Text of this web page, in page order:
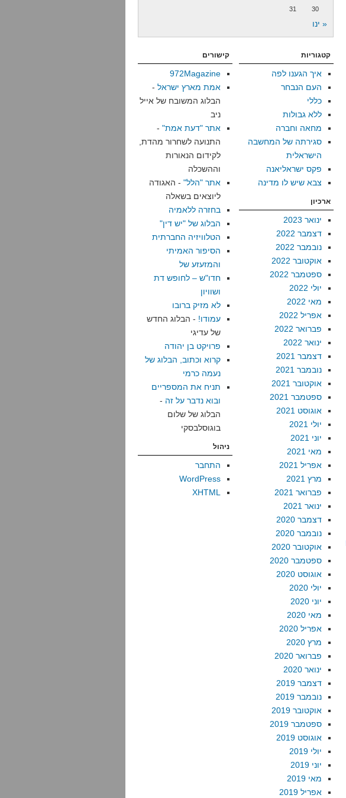
30
31
« ינו
קטגוריות
איך הגענו לפה
העם הנבחר
כללי
ללא גבולות
מחאה וחברה
סגירתה של המחשבה
הישראלית
פקס ישראליאנה
צבא שיש לו מדינה
ארכיון
ינואר 2023
דצמבר 2022
נובמבר 2022
אוקטובר 2022
ספטמבר 2022
יולי 2022
מאי 2022
אפריל 2022
פברואר 2022
ינואר 2022
דצמבר 2021
נובמבר 2021
אוקטובר 2021
ספטמבר 2021
אוגוסט 2021
יולי 2021
יוני 2021
מאי 2021
אפריל 2021
מרץ 2021
פברואר 2021
ינואר 2021
דצמבר 2020
נובמבר 2020
אוקטובר 2020
ספטמבר 2020
אוגוסט 2020
יולי 2020
יוני 2020
מאי 2020
אפריל 2020
מרץ 2020
פברואר 2020
ינואר 2020
דצמבר 2019
נובמבר 2019
אוקטובר 2019
ספטמבר 2019
אוגוסט 2019
יולי 2019
יוני 2019
מאי 2019
אפריל 2019
קישורים
972Magazine
אמת מארץ ישראל -
הבלוג המשובח של אייל
ניב
אתר "דעת אמת" -
התנועה לשחרור מהדת,
לקידום הנאורות
וההשכלה
אתר "הלל" - האגודה
ליוצאים בשאלה
בחזרה ללאמיה
הבלוג של "יש דין"
הטלוויזיה החברתית
הסיפור האמיתי
והמזעזע של
חדו"ש – לחופש דת
ושוויון
לא מזיק ברובו
עמודו! - הבלוג החדש
של עדיגי
פרויקט בן יהודה
קרוא וכתוב, הבלוג של
נעמה כרמי
תניח את המספריים
ובוא נדבר על זה -
הבלוג של שלום
בוגוסלבסקי
ניהול
התחבר
WordPress
XHTML